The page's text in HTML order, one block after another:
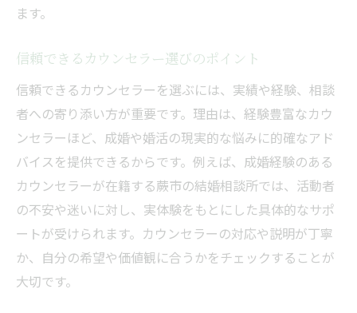
ます。
信頼できるカウンセラー選びのポイント
信頼できるカウンセラーを選ぶには、実績や経験、相談
者への寄り添い方が重要です。理由は、経験豊富なカウ
ンセラーほど、成婚や婚活の現実的な悩みに的確なアド
バイスを提供できるからです。例えば、成婚経験のある
カウンセラーが在籍する蕨市の結婚相談所では、活動者
の不安や迷いに対し、実体験をもとにした具体的なサポ
ートが受けられます。カウンセラーの対応や説明が丁寧
か、自分の希望や価値観に合うかをチェックすることが
大切です。